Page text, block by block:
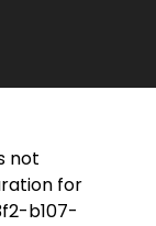
not
for
b107-